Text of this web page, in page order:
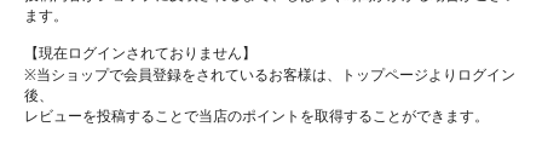
ます。
【現在ログインされておりません】
※当ショップで会員登録をされているお客様は、トップページよりログイン
後、
レビューを投稿することで当店のポイントを取得することができます。